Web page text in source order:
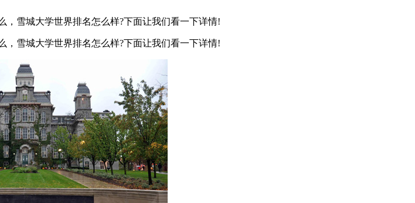
雪城大学世界排名怎么样?下面让我们看一下详情!
雪城大学世界排名怎么样?下面让我们看一下详情!